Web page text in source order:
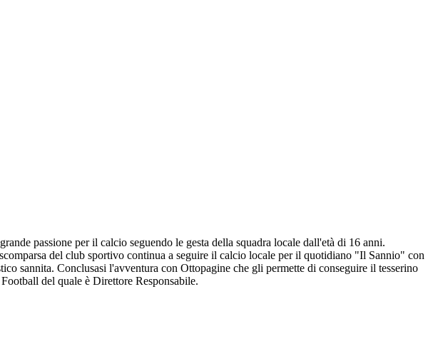
passione per il calcio seguendo le gesta della squadra locale dall'età di 16 anni.
del club sportivo continua a seguire il calcio locale per il quotidiano "Il Sannio" con
sannita. Conclusasi l'avventura con Ottopagine che gli permette di conseguire il tesserino
del quale è Direttore Responsabile.